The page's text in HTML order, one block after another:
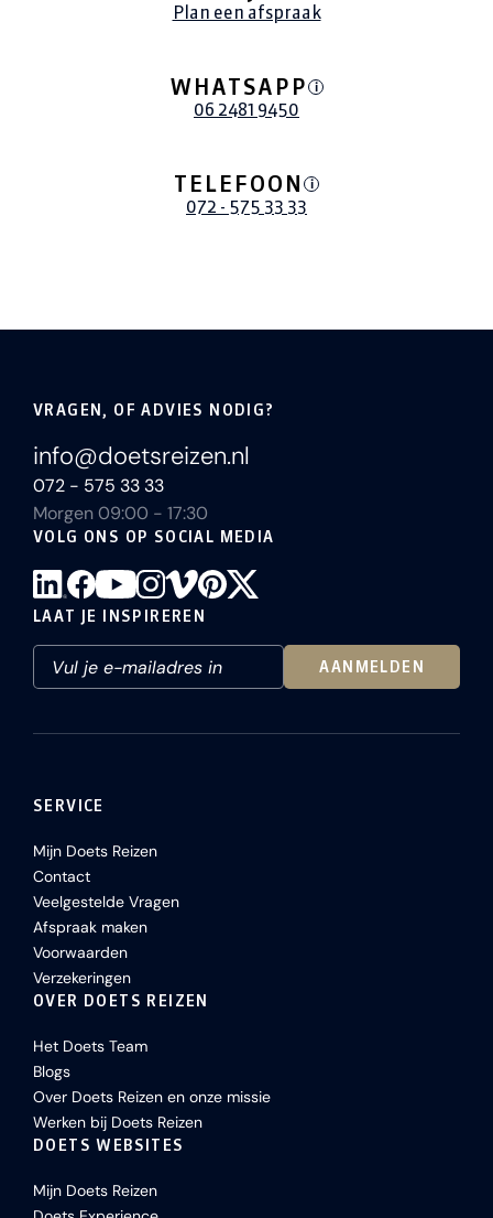
Plan een afspraak
WHATSAPP i
06 2481 9450
TELEFOON i
072 - 575 33 33
VRAGEN, OF ADVIES NODIG?
info@doetsreizen.nl
072 - 575 33 33
Morgen 09:00 - 17:30
VOLG ONS OP SOCIAL MEDIA
LAAT JE INSPIREREN
AANMELDEN
SERVICE
Mijn Doets Reizen
Contact
Veelgestelde Vragen
Afspraak maken
Voorwaarden
Verzekeringen
OVER DOETS REIZEN
Het Doets Team
Blogs
Over Doets Reizen en onze missie
Werken bij Doets Reizen
DOETS WEBSITES
Mijn Doets Reizen